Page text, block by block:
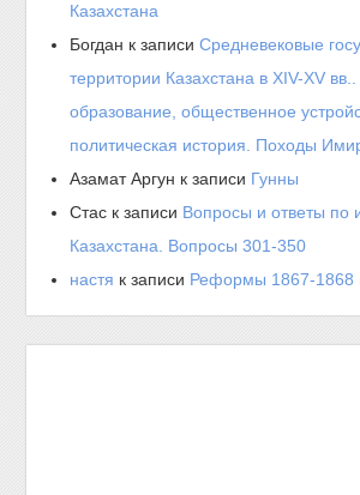
Казахстана
Богдан к записиСредневековые
территории Казахстана в XIV-XV
образование, общественное
политическая история. Походы
Азамат Аргун к записи Гунны
Стас к записи Вопросы и ответы по
Казахстана. Вопросы 301-350
настя к записи Реформы 1867-1868